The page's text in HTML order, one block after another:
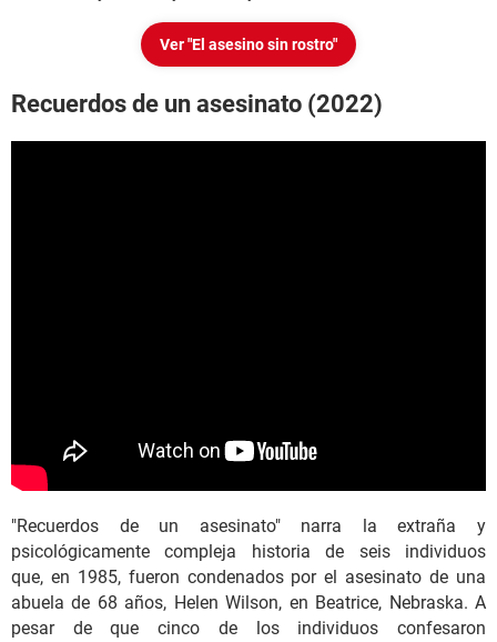
Ver "El asesino sin rostro"
Recuerdos de un asesinato (2022)
"Recuerdos de un asesinato" narra la extraña y
psicológicamente compleja historia de seis individuos
que, en 1985, fueron condenados por el asesinato de una
abuela de 68 años, Helen Wilson, en Beatrice, Nebraska. A
pesar de que cinco de los individuos confesaron